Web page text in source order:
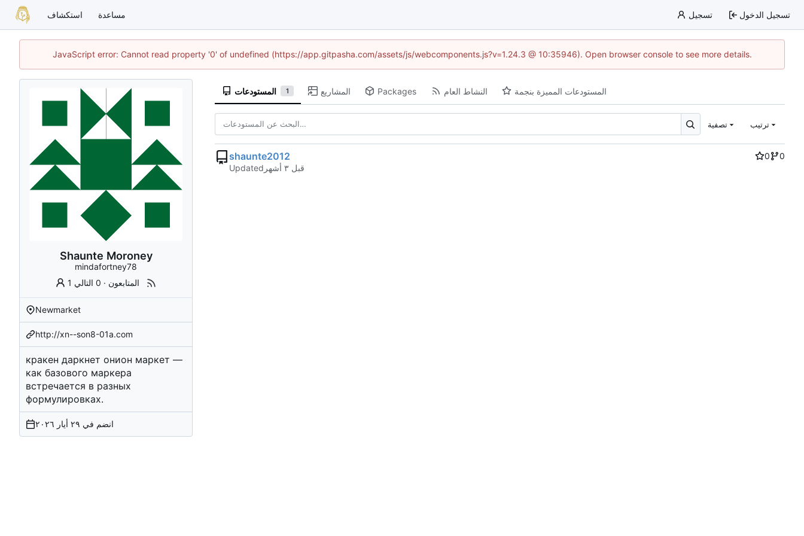
استكشاف مساعدة تسجيل تسجيل الدخول
JavaScript error: Cannot read property '0' of undefined (https://app.gitpasha.com/assets/js/webcomponents.js?v=1.24.3 @ 10:35946). Open browser console to see more details.
Shaunte Moroney
mindafortney78
1 المتابعون · 0 التالي
Newmarket
http://xn--son8-01a.com
кракен даркнет онион маркет —
как базового маркера
встречается в разных
формулировках.
انضم في
المستودعات 1 المشاريع Packages النشاط العام المستودعات المميزة بنجمة
تصفية ترتيب
shaunte2012 0
0
Updated